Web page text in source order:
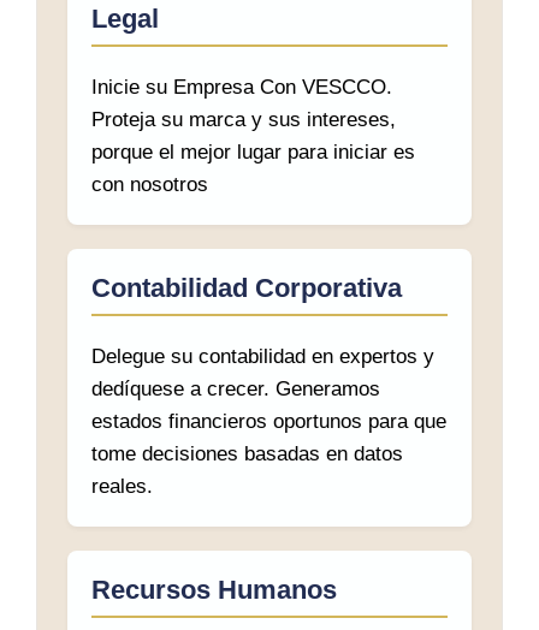
Legal
Inicie su Empresa Con VESCCO.
Proteja su marca y sus intereses,
porque el mejor lugar para iniciar es
con nosotros
Contabilidad Corporativa
Delegue su contabilidad en expertos y
dedíquese a crecer. Generamos
estados financieros oportunos para que
tome decisiones basadas en datos
reales.
Recursos Humanos